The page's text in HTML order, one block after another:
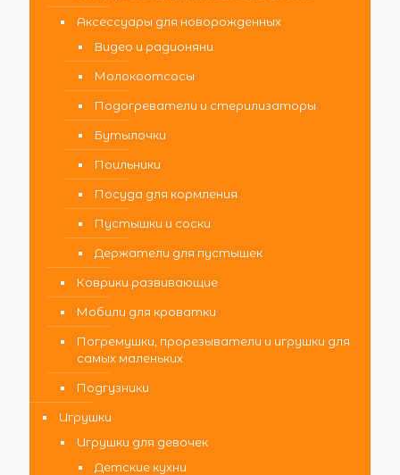
Аксессуары для новорожденных
Видео и радионяни
Молокоотсосы
Подогреватели и стерилизаторы
Бутылочки
Поильники
Посуда для кормления
Пустышки и соски
Держатели для пустышек
Коврики развивающие
Мобили для кроватки
Погремушки, прорезыватели и игрушки для
самых маленьких
Подгузники
Игрушки
Игрушки для девочек
Детские кухни